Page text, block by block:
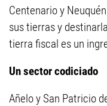
Centenario y
sus tierras y
tierra fiscal es un
Un sector codiciado
Añelo y San Patricio